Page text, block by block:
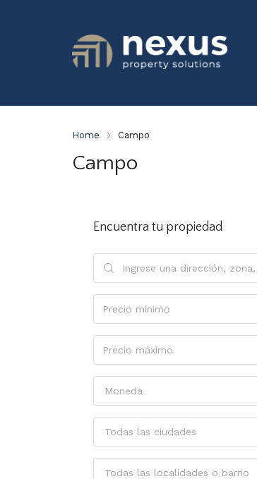
Home Campo
Campo
Encuentra tu propiedad
Moneda
Todas las ciudades
Todas las localidades o barrios